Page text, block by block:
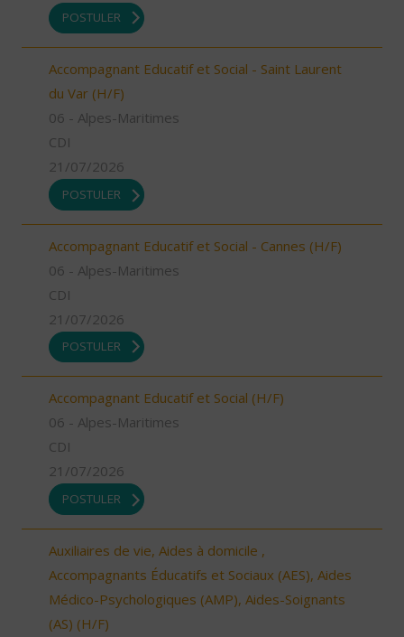
POSTULER
Accompagnant Educatif et Social - Saint Laurent
du Var (H/F)
06 - Alpes-Maritimes
CDI
21/07/2026
POSTULER
Accompagnant Educatif et Social - Cannes (H/F)
06 - Alpes-Maritimes
CDI
21/07/2026
POSTULER
Accompagnant Educatif et Social (H/F)
06 - Alpes-Maritimes
CDI
21/07/2026
POSTULER
Auxiliaires de vie, Aides à domicile ,
Accompagnants Éducatifs et Sociaux (AES), Aides
Médico-Psychologiques (AMP), Aides-Soignants
(AS) (H/F)